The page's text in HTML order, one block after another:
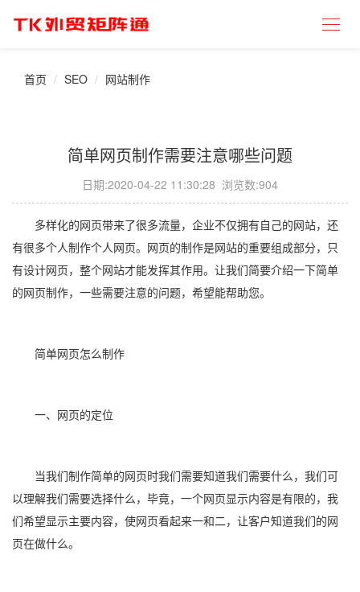
首页 SEO 网站制作
简单网页制作需要注意哪些问题
日期:2020-04-22 11:30:28 浏览数:904
多样化的网页带来了很多流量，企业不仅拥有自己的网站，还
有很多个人制作个人网页。网页的制作是网站的重要组成部分，只
有设计网页，整个网站才能发挥其作用。让我们简要介绍一下简单
的网页制作，一些需要注意的问题，希望能帮助您。
简单网页怎么制作
一、网页的定位
当我们制作简单的网页时我们需要知道我们需要什么，我们可
以理解我们需要选择什么，毕竟，一个网页显示内容是有限的，我
们希望显示主要内容，使网页看起来一和二，让客户知道我们的网
页在做什么。